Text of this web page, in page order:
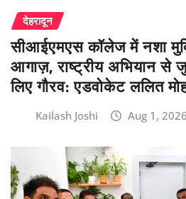
देहरादून
सीआईएमएस कॉलेज में नशा
आगाज़, राष्ट्रीय अभियान से
लिए गौरव: एडवोकेट ललित
Kailash Joshi Aug 1, 2026